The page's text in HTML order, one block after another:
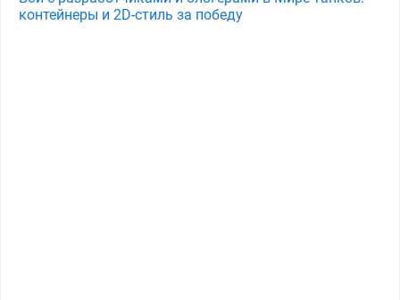
контейнеры и 2D-стиль за победу